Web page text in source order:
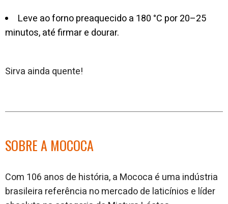
Leve ao forno preaquecido a 180 °C por 20–25
minutos, até firmar e dourar.
Sirva ainda quente!
SOBRE A MOCOCA
Com 106 anos de história, a Mococa é uma indústria
brasileira referência no mercado de laticínios e líder